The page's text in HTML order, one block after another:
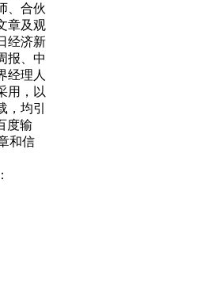
、合伙
章及观
经济新
报、中
经理人
用，以
，均引
度输
和信